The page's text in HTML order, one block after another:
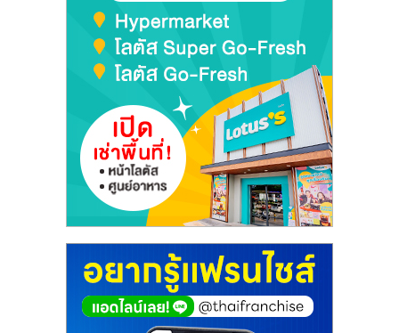
ขยาย
แฟ
ไชส์,